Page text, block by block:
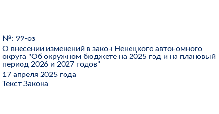
№: 99-оз
О внесении изменений в закон Ненецкого автономного
округа "Об окружном бюджете на 2025 год и на плановый
период 2026 и 2027 годов"
17 апреля 2025 года
Текст Закона